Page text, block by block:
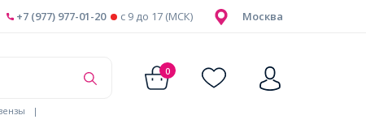
Москва
+7 (977) 977-01-20 c 9 до 17 (МСК)
0
|